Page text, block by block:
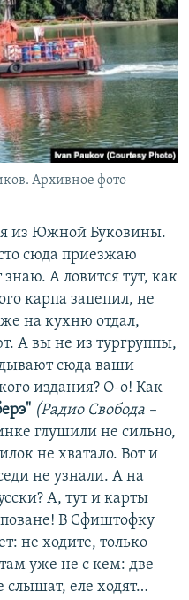
Архивное фото
из Южной Буковины.
сюда приезжаю
знаю. А ловится тут, как
карпа зацепил, не
на кухню отдал,
А вы не из тургруппы,
сюда ваши
издания? О-о! Как
(Радио Свобода –
глушили не сильно,
не хватало. Вот и
не узнали. А на
А, тут и карты
В Сфиштофку
не ходите, только
уже не с кем: две
слышат, еле ходят…